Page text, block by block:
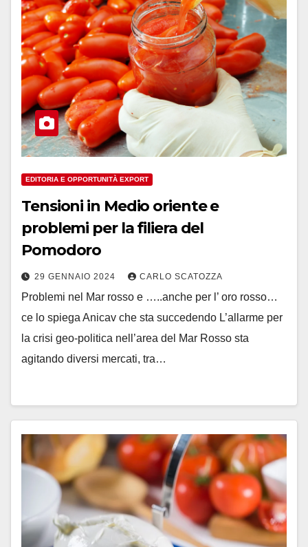
EDITORIA E OPPORTUNITÀ EXPORT
Tensioni in Medio oriente e
problemi per la filiera del
Pomodoro
29 GENNAIO 2024 CARLO SCATOZZA
Problemi nel Mar rosso e …..anche per l’ oro rosso…
ce lo spiega Anicav che sta succedendo L’allarme per
la crisi geo-politica nell’area del Mar Rosso sta
agitando diversi mercati, tra…